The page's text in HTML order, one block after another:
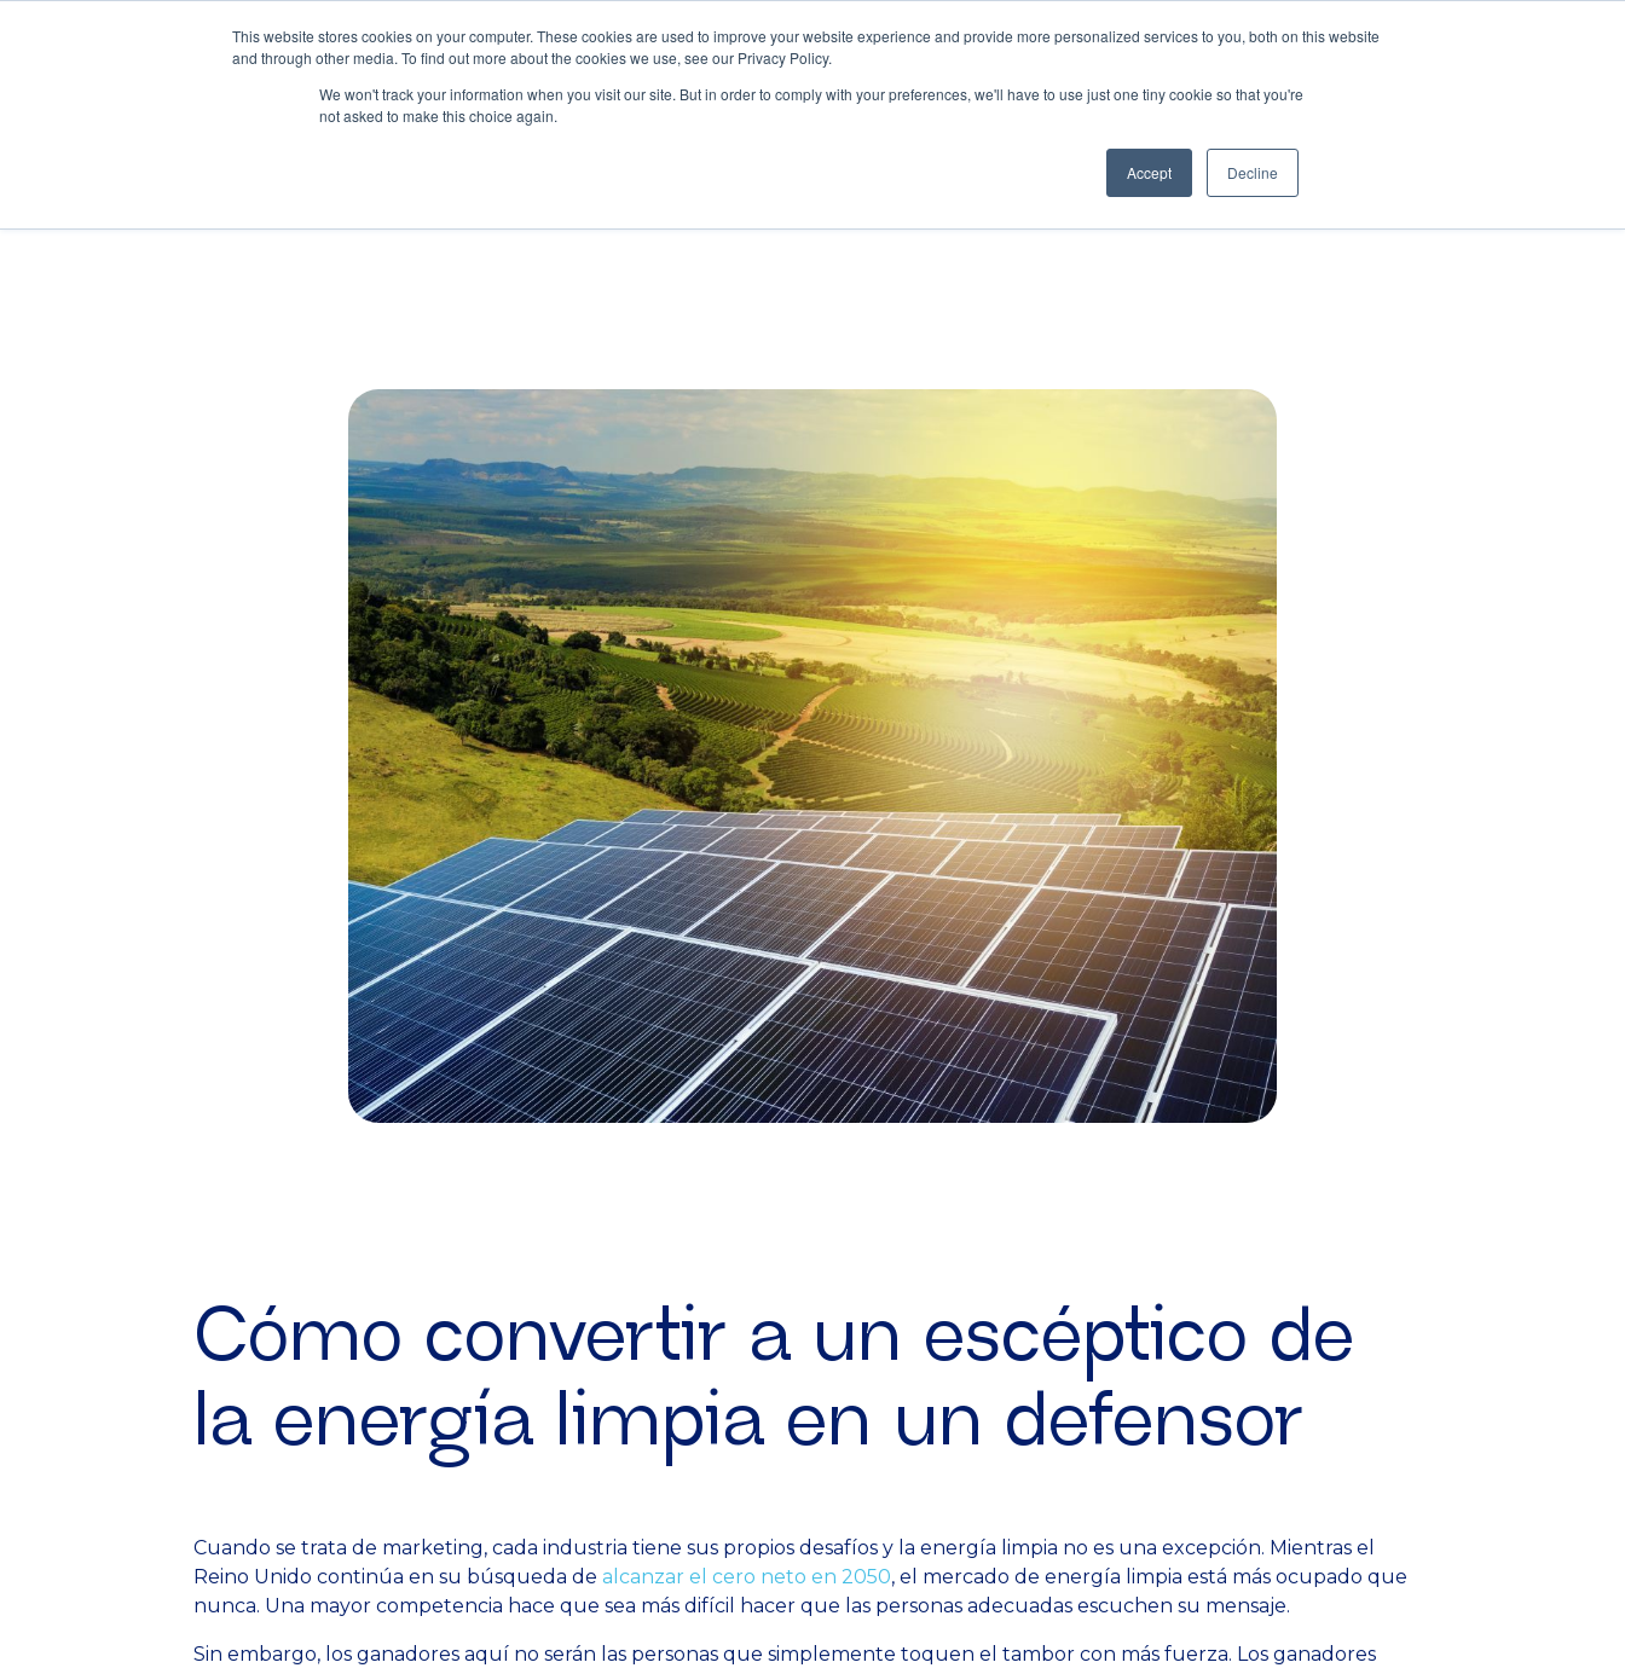
This website stores cookies on your computer. These cookies are used to improve your website experience and provide more personalized services to you, both on this website
and through other media. To find out more about the cookies we use, see our Privacy Policy.
We won't track your information when you visit our site. But in order to comply with your preferences, we'll have to use just one tiny cookie so that you're
not asked to make this choice again.
Accept Decline
Amplify Acerca de nosotros
Cómo convertir a un escéptico de
la energía limpia en un defensor
Cuando se trata de marketing, cada industria tiene sus propios desafíos y la energía limpia no es una excepción. Mientras el
Reino Unido continúa en su búsqueda de alcanzar el cero neto en 2050, el mercado de energía limpia está más ocupado que
nunca. Una mayor competencia hace que sea más difícil hacer que las personas adecuadas escuchen su mensaje.
Sin embargo, los ganadores aquí no serán las personas que simplemente toquen el tambor con más fuerza. Los ganadores